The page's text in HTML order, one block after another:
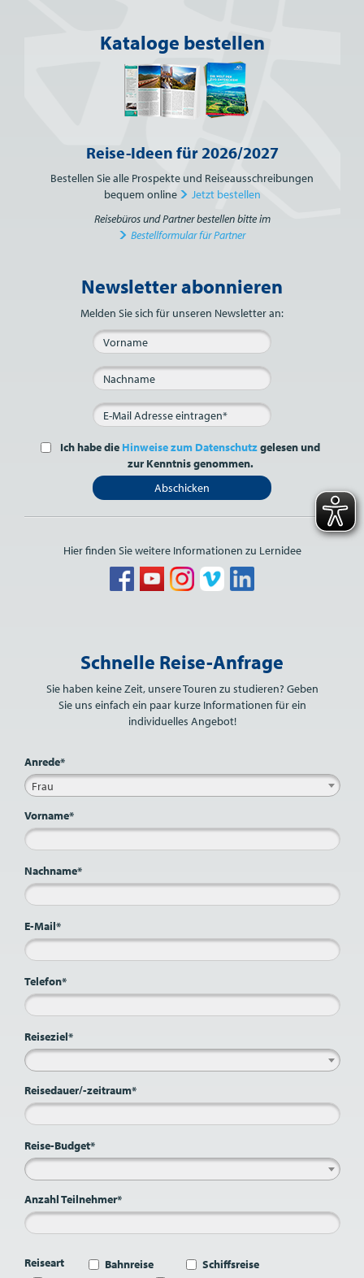
Kataloge bestellen
Reise-Ideen für 2026/2027
Bestellen Sie alle Prospekte und Reiseausschreibungen
bequem online
Jetzt bestellen
Reisebüros und Partner bestellen bitte im
Bestellformular für Partner
Bitte nicht ausfüllen.
Newsletter abonnieren
Melden Sie sich für unseren Newsletter an:
Ich habe die Hinweise zum Datenschutzgelesen und
zur Kenntnis genommen.
Abschicken
Hier finden Sie weitere Informationen zu Lernidee
Schnelle Reise-Anfrage
Sie haben keine Zeit, unsere Touren zu studieren? Geben
Sie uns einfach ein paar kurze Informationen für ein
individuelles Angebot!
Anrede*
Frau
Vorname*
Nachname*
E-Mail*
Telefon*
Reiseziel*
Reisedauer/-zeitraum*
Reise-Budget*
Anzahl Teilnehmer*
Reiseart Bahnreise
Schiffsreise